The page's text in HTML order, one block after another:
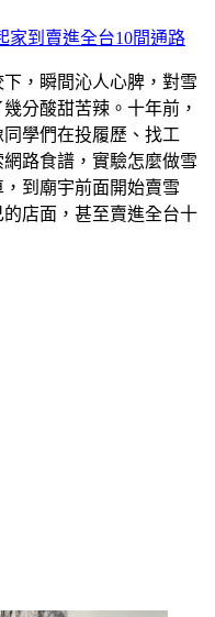
家到賣進全台10間通路
，瞬間沁人心脾，對雪
分酸甜苦辣。十年前，
學們在投履歷、找工
路食譜，實驗怎麼做雪
到廟宇前面開始賣雪
店面，甚至賣進全台十